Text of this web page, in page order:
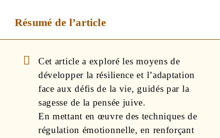
Résumé de l’article
Cet article a exploré les moyens de
développer la résilience et l’adaptation
face aux défis de la vie, guidés par la
sagesse de la pensée juive.
En mettant en œuvre des techniques de
régulation émotionnelle, en renforçant